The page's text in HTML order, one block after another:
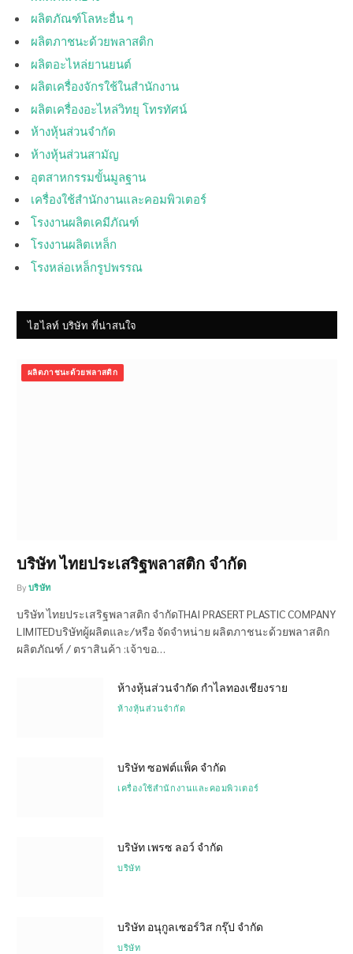
ผลิตภัณฑ์โลหะอื่น ๆ
ผลิตภาชนะด้วยพลาสติก
ผลิตอะไหล่ยานยนต์
ผลิตเครื่องจักรใช้ในสำนักงาน
ผลิตเครื่องอะไหล่วิทยุ โทรทัศน์
ห้างหุ้นส่วนจำกัด
ห้างหุ้นส่วนสามัญ
อุตสาหกรรมขั้นมูลฐาน
เครื่องใช้สำนักงานและคอมพิวเตอร์
โรงงานผลิตเคมีภัณฑ์
โรงงานผลิตเหล็ก
โรงหล่อเหล็กรูปพรรณ
ไฮไลท์ บริษัท ที่น่าสนใจ
ผลิตภาชนะด้วยพลาสติก
บริษัท ไทยประเสริฐพลาสติก จำกัด
By บริษัท
บริษัท ไทยประเสริฐพลาสติก จำกัดTHAI PRASERT PLASTIC COMPANY
LIMITEDบริษัทผู้ผลิตและ/หรือ จัดจำหน่าย ผลิตภาชนะด้วยพลาสติก
ผลิตภัณฑ์ / ตราสินค้า :เจ้าขอ…
ห้างหุ้นส่วนจำกัด กำไลทองเชียงราย
ห้างหุ้นส่วนจำกัด
บริษัท ซอฟต์แพ็ค จำกัด
เครื่องใช้สำนักงานและคอมพิวเตอร์
บริษัท เพรซ ลอว์ จำกัด
บริษัท
บริษัท อนุกูลเซอร์วิส กรุ๊ป จำกัด
บริษัท